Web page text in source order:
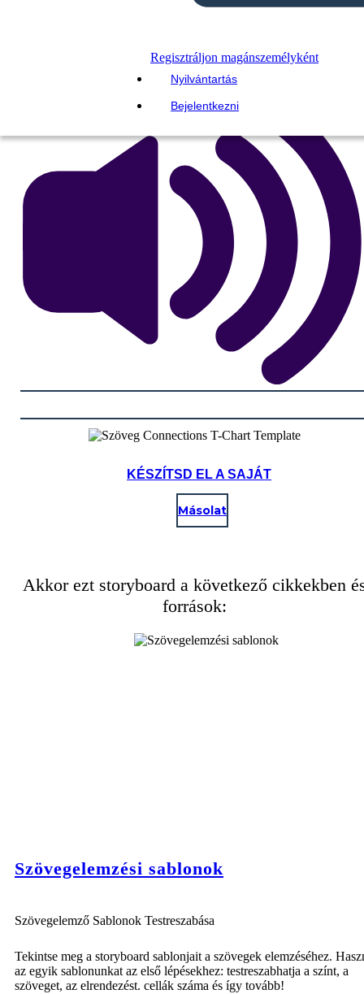
Regisztráljon magánszemélyként
Nyilvántartás
Bejelentkezni
OLVASS NEKEM
KÉSZÍTSD EL A SAJÁT
Másolat
Akkor ezt storyboard a következő cikkekben
források:
Szövegelemzési sablonok
Szövegelemző Sablonok Testreszabása
Tekintse meg a storyboard sablonjait a szövegek elemzéséhez.
az egyik sablonunkat az első lépésekhez: testreszabhatja a színt, a
szöveget, az elrendezést. cellák száma és így tovább!